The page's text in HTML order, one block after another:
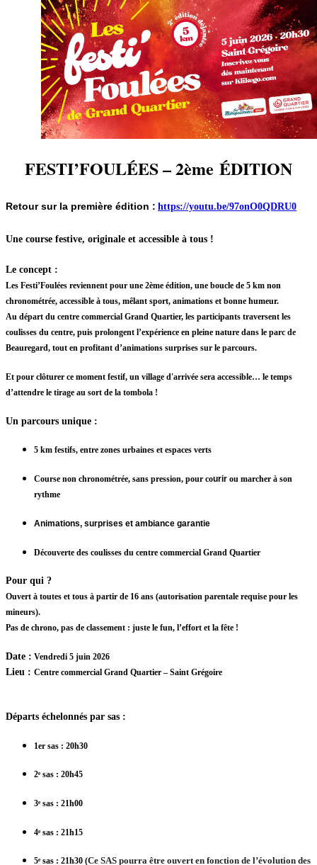
FESTI’FOULÉES – 2ème ÉDITION
Retour sur la première édition : https://youtu.be/97onO0QDRU0
Une course festive, originale et accessible à tous !
Le concept :
Les Festi’Foulées reviennent pour une 2ème édition, une boucle de 5 km non
chronométrée, accessible à tous, mêlant sport, animations et bonne humeur.
Au départ du centre commercial Grand Quartier, les participants traversent les
coulisses du centre, puis prolongent l’expérience en pleine nature dans le parc de
Beauregard, tout en profitant d’animations surprises sur le parcours.
Et pour clôturer ce moment festif, un village d'arrivée sera accessible… le temps
d’attendre le tirage au sort de la tombola !
Un parcours unique :
5 km festifs, entre zones urbaines et espaces verts
Course non chronométrée, sans pression, pour courir ou marcher à son
rythme
Animations, surprises et ambiance garantie
Découverte des coulisses du centre commercial Grand Quartier
Pour qui ?
Ouvert à toutes et tous à partir de 16 ans (autorisation parentale requise pour les
mineurs).
Pas de chrono, pas de classement : juste le fun, l’effort et la fête !
Date : Vendredi 5 juin 2026
Lieu : Centre commercial Grand Quartier – Saint Grégoire
Départs échelonnés par sas :
1er sas : 20h30
2ᵉ sas : 20h45
3ᵉ sas : 21h00
4ᵉ sas : 21h15
5ᵉ sas : 21h30 (Ce SAS pourra être ouvert en fonction de l’évolution des